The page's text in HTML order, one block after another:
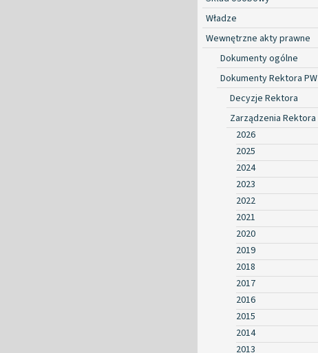
Władze
Wewnętrzne akty prawne
Dokumenty ogólne
Dokumenty Rektora PW
Decyzje Rektora
Zarządzenia Rektora
2026
2025
2024
2023
2022
2021
2020
2019
2018
2017
2016
2015
2014
2013